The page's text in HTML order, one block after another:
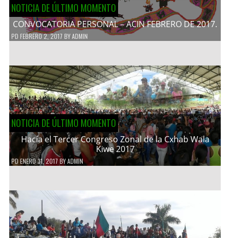
NOTICIA DE ÚLTIMO MOMENTO
CONVOCATORIA PERSONAL – ACIN FEBRERO DE 2017.
PD FEBRERO 2, 2017 BYADMIN
NOTICIA DE ÚLTIMO MOMENTO
Hacía el Tercer Congreso Zonal de la Cxhab Wala
Kiwe 2017
PDENERO 31, 2017 BYADMIN